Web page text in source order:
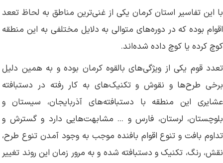
با این تفاسیر استان کرمان یکی از غنی‌ترین مناطق به لحاظ تععد
اقوام بوده که در دوره‌های متوالی به دلایل مختلفی به این منطقه
کوچ کرده یا کوچ داده شده‌اند.
تعدد قوم یکی از ویژگی‌های بالقوه کرمان بوده و به همین دلیل
برخی طرح‌ها و نقوش و تکنیک‌های به کار رفته در دستبافته
عشایری این منطقه با دستبافته‌های آذربایجان، سیستان و
بلوچستان، لرستان، فارس و ... مشابهت‌هایی دارد و گسترش و
تداوم بافت و تنوع اقوام بافنده موجب به وجود آمدن تنوع طرح،
نقش، رنگ، تکنیک و دستبافته شده و به مرور زمان این روند تغییر